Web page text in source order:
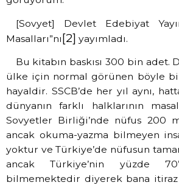
[Sovyet] Devlet Edebiyat
Masalları”nı[2] yayımladı.
Bu kitabın baskısı 300 bin adet.
ülke için normal görünen böyle
hayaldir. SSCB’de her yıl aynı,
dünyanın farklı halklarının
Sovyetler Birliği’nde nüfus 200
ancak okuma-yazma bilmeyen
yoktur ve Türkiye’de nüfusun
ancak Türkiye’nin yüzde
bilmemektedir diyerek bana